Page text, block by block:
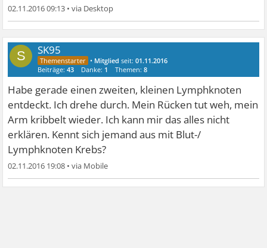
02.11.2016 09:13 •
S SK95
• Mitglied seit:01.11.2016
Beiträge:43 Danke: 1 Themen:8
Habe gerade einen zweiten, kleinen Lymphknoten
entdeckt. Ich drehe durch. Mein Rücken tut weh, mein
Arm kribbelt wieder. Ich kann mir das alles nicht
erklären. Kennt sich jemand aus mit Blut-/
Lymphknoten Krebs?
02.11.2016 19:08 •